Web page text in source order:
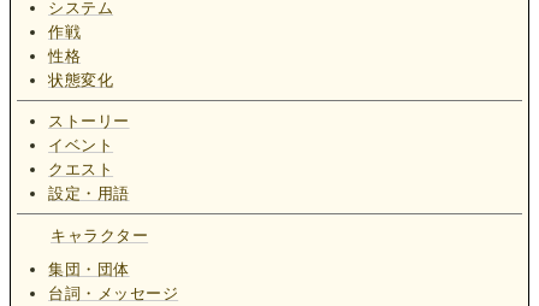
システム
作戦
性格
状態変化
ストーリー
イベント
クエスト
設定・用語
キャラクター
集団・団体
台詞・メッセージ